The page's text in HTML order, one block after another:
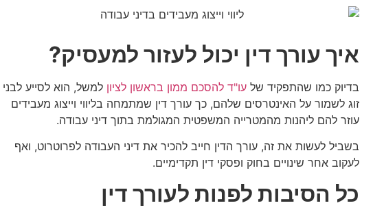
איך עורך דין יכול לעזור למעסיק?
בדיוק כמו שהתפקיד של עו"ד להסכם ממון בראשון לציון למשל, הוא לסייע לבני
זוג לשמור על האינטרסים שלהם, כך עורך דין שמתמחה בליווי וייצוג מעבידים
עוזר להם ליהנות מהמטרייה המשפטית המגולמת בתוך דיני עבודה.
בשביל לעשות את זה, עורך הדין חייב להכיר את דיני העבודה לפרוטרוט, ואף
לעקוב אחר שינויים בחוק ופסקי דין תקדימיים.
כל הסיבות לפנות לעורך דין